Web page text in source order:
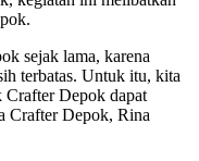
sejak lama, karena
terbatas. Untuk itu, kita
Crafter Depok dapat
Crafter Depok, Rina